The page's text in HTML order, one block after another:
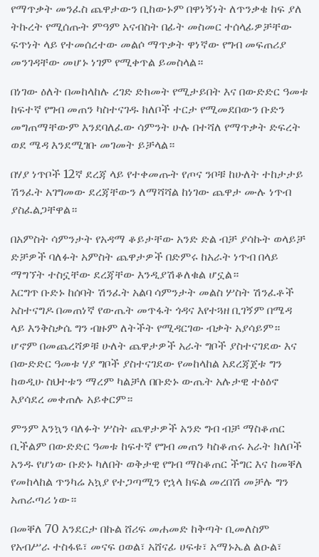
የማጥቃት መንፈስ ጨዋታውን ቢከውኑም በዋነኝነት ለጥንቃቄ ከፍ ያለ
ትኩረት የሚሰጡት ምዓም አናብስት በፊት መስመር ተሰላፊዎቻቸው
ፍጥነት ላይ የተመሰረተው መልሶ ማጥቃት ዋነኛው የግብ መፍጠሪያ
መንገዳቸው መሆኑ ነገም የሚቀጥል ይመስላል።
በነገው ዕለት በመከላከሉ ረገድ ድክመት የሚታይበት እና በውድድር ዓመቱ
ከፍተኛ የግብ መጠን ካስተናገዱ ክለቦች ተርታ የሚመደበውን ቡድን
መግጠማቸውም እንደባለፈው ሳምንት ሁሉ በተሻለ የማጥቃት ድፍረት
ወደ ሜዳ እንደሚገቡ መገመት ይቻላል።
በሃያ ነጥቦች 12ኛ ደረጃ ላይ የተቀመጡት የጦና ንቦቹ ከሁለት ተከታታይ
ሽንፈት አገግመው ደረጃቸውን ለማሻሻል ከነገው ጨዋታ ሙሉ ነጥብ
ያስፈልጋቸዋል።
በአምስት ሳምንታት የአዳማ ቆይታቸው አንድ ድል ብቻ ያሳኩት ወላይቻ
ድቻዎች ባለፉት አምስት ጨዋታዎች በድምሩ ከአራት ነጥብ በላይ
ማግኘት ተስኗቸው ደረጃቸው እንዲያሽቆለቁል ሆኗል።
እርግጥ ቡድኑ ከሰባት ሽንፈት አልባ ሳምንታት መልስ ሦስት ሽንፈቶች
አስተናግዶ በመጠነኛ የውጤት መጥፋት ጎዳና እየተጓዘ ቢገኝም በሜዳ
ላይ እንቅስቃሴ ግን ብዙም ለትችት የሚዳርገው ብቃት አያሳይም።
ሆኖም በመጨረሻዎቹ ሁለት ጨዋታዎች አራት ግቦች ያስተናገደው እና
በውድድር ዓመቱ ሃያ ግቦች ያስተናገደው የመከላከል አደረጃጀቱ ግን
ከወዲሁ ስህተቱን ማረም ካልቻለ በቡድኑ ውጤት አሉታዊ ተፅዕኖ
እያሳደረ መቀጠሉ አይቀርም።
ምንም እንኳን ባለፉት ሦስት ጨዋታዎች አንድ ግብ ብቻ ማስቆጠር
ቢችልም በውድድር ዓመቱ ከፍተኛ የግብ መጠን ካስቆጠሩ አራት ክለቦች
አንዱ የሆነው ቡድኑ ካለበት ወቅታዊ የግብ ማስቆጠር ችግር እና ከመቐለ
የመከላከል ጥንካሬ አኳያ የተጋጣሚን የኋላ ክፍል መረበሽ መቻሉ ግን
አጠራጣሪ ነው።
በመቐለ 70 እንደርታ በኩል ሸሪፍ መሐመድ ከቅጣት ቢመለስም
የአብሥራ ተስፋዬ፣ መናፍ ዐወል፣ አሸናፊ ሀፍቱ፣ አማኑኤል ልዑል፣